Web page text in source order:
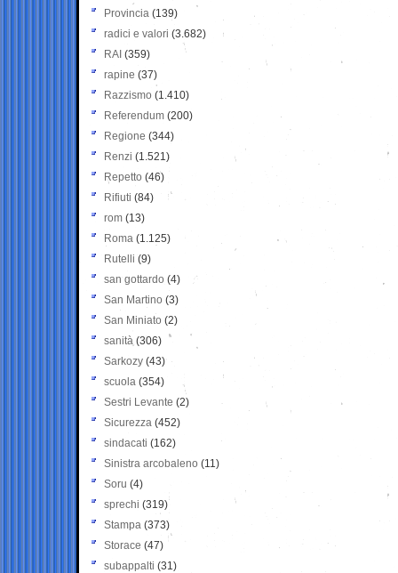
Provincia (139)
radici e valori (3.682)
RAI (359)
rapine (37)
Razzismo (1.410)
Referendum (200)
Regione (344)
Renzi (1.521)
Repetto (46)
Rifiuti (84)
rom (13)
Roma (1.125)
Rutelli (9)
san gottardo (4)
San Martino (3)
San Miniato (2)
sanità (306)
Sarkozy (43)
scuola (354)
Sestri Levante (2)
Sicurezza (452)
sindacati (162)
Sinistra arcobaleno (11)
Soru (4)
sprechi (319)
Stampa (373)
Storace (47)
subappalti (31)